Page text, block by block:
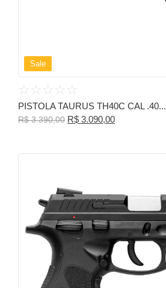
Sale
☆ ☆ ☆ ☆ ☆
PISTOLA TAURUS TH40C CAL .40...
R$3.390,00 R$ 3.090,00